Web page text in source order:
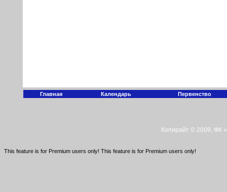
Главная Календарь Первенство
Копирайт © 2009, ФК
This feature is for Premium users only! This feature is for Premium users only!